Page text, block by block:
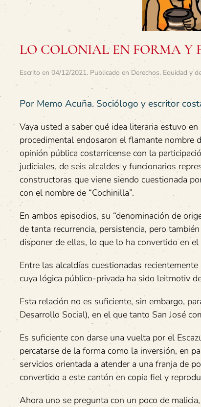
LO COLONIAL EN FORMA Y
Escrito en 04/12/2021. Publicado en Derechos, Equidad y
Por Memo Acuña. Sociólogo y escritor
Vaya usted a saber qué idea literaria estuvo
procedimental endosaron el flamante nombre
opinión pública costarricense con la
judiciales, de seis alcaldes y funcionarios
constructoras que viene siendo cuestionada
con el nombre de “Cochinilla”.
En ambos episodios, su “denominación de
de tanta recurrencia, persistencia, pero
disponer de ellas, lo que lo ha convertido en
Entre las alcaldías cuestionadas
cuya lógica público-privada ha sido leitmotiv
Esta relación no es suficiente, sin embargo,
Desarrollo Social), en el que tanto San José
Es suficiente con darse una vuelta por el
percatarse de la forma como la inversión, en
servicios orientada a atender a una franja de
convertido a este cantón en copia fiel y
Ahora uno se pregunta con un poco de